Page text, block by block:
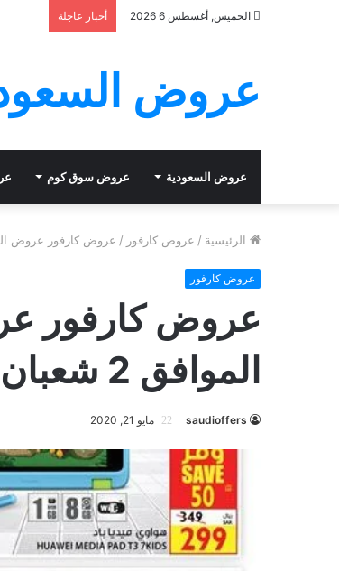
الخميس, أغسطس 6 2026 أخبار عاجلة
عروض
عروض السعودية عروض سوق كوم
الرئيسية / عروض كارفور / عروض كارفور عروض الويكند 26/3/2020 الموافق 2
عروض كارفور
الموافق 2 شعبان 1441
saudioffers مايو 21, 2020